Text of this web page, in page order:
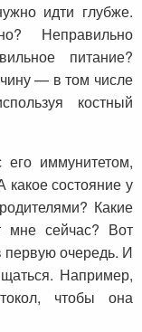
идти глубже.
Неправильно
питание?
— в том числе
костный
иммунитетом,
какое состояние у
Какие
мне сейчас? Вот
первую очередь. И
Например,
чтобы она